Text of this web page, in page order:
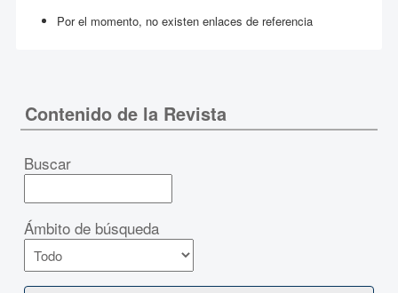
Por el momento, no existen enlaces de referencia
Contenido de la Revista
Buscar
Ámbito de búsqueda